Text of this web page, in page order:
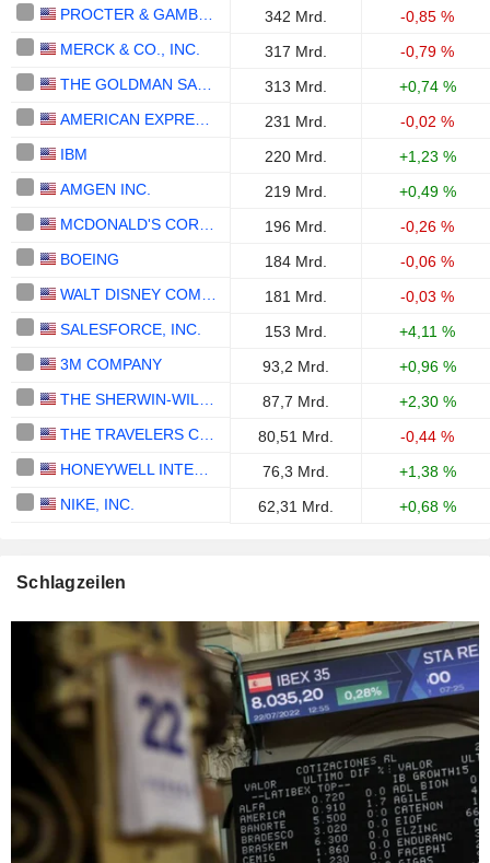
342 Mrd.
-0,85 %
MERCK & CO., INC.
317 Mrd.
-0,79 %
313 Mrd.
+0,74 %
231 Mrd.
-0,02 %
IBM
220 Mrd.
+1,23 %
AMGEN INC.
219 Mrd.
+0,49 %
196 Mrd.
-0,26 %
BOEING
184 Mrd.
-0,06 %
181 Mrd.
-0,03 %
SALESFORCE, INC.
153 Mrd.
+4,11 %
3M COMPANY
93,2 Mrd.
+0,96 %
87,7 Mrd.
+2,30 %
80,51 Mrd.
-0,44 %
76,3 Mrd.
+1,38 %
NIKE, INC.
62,31 Mrd. +0,68 %
Schlagzeilen